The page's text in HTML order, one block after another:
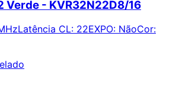
Verde - KVR32N22D8/16
Latência CL: 22EXPO: NãoCor: